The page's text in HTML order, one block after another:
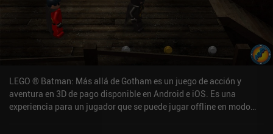
LEGO ® Batman: Más allá de Gotham es un juego de acción y
aventura en 3D de pago disponible en Android e iOS. Es una
experiencia para un jugador que se puede jugar offline en modo